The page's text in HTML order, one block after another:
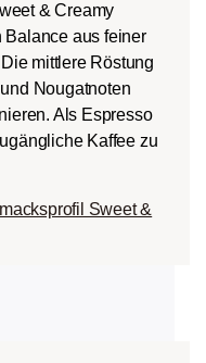
& Creamy
Balance aus feiner
mittlere Röstung
Nougatnoten
Als Espresso
Kaffee zu
Sweet &